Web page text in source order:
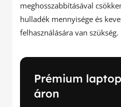
meghosszabbításával
hulladék mennyisége és
felhasználására van szükség.
Prémium
áron